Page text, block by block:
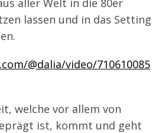
lassen und in das Setting
@dalia/video/710610085
welche vor allem von
ist, kommt und geht